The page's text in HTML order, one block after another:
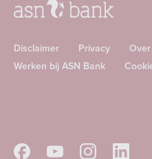
Disclaimer Privacy
Over
Werken bij ASN Bank
in
in
Volg Volg Volg